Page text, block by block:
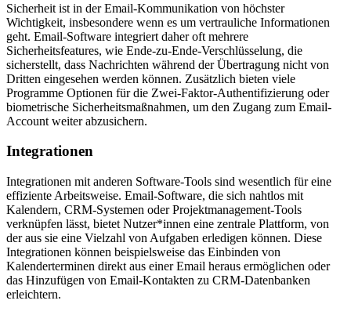
Sicherheit ist in der Email-Kommunikation von höchster
Wichtigkeit, insbesondere wenn es um vertrauliche Informationen
geht. Email-Software integriert daher oft mehrere
Sicherheitsfeatures, wie Ende-zu-Ende-Verschlüsselung, die
sicherstellt, dass Nachrichten während der Übertragung nicht von
Dritten eingesehen werden können. Zusätzlich bieten viele
Programme Optionen für die Zwei-Faktor-Authentifizierung oder
biometrische Sicherheitsmaßnahmen, um den Zugang zum Email-
Account weiter abzusichern.
Integrationen
Integrationen mit anderen Software-Tools sind wesentlich für eine
effiziente Arbeitsweise. Email-Software, die sich nahtlos mit
Kalendern, CRM-Systemen oder Projektmanagement-Tools
verknüpfen lässt, bietet Nutzer*innen eine zentrale Plattform, von
der aus sie eine Vielzahl von Aufgaben erledigen können. Diese
Integrationen können beispielsweise das Einbinden von
Kalenderterminen direkt aus einer Email heraus ermöglichen oder
das Hinzufügen von Email-Kontakten zu CRM-Datenbanken
erleichtern.